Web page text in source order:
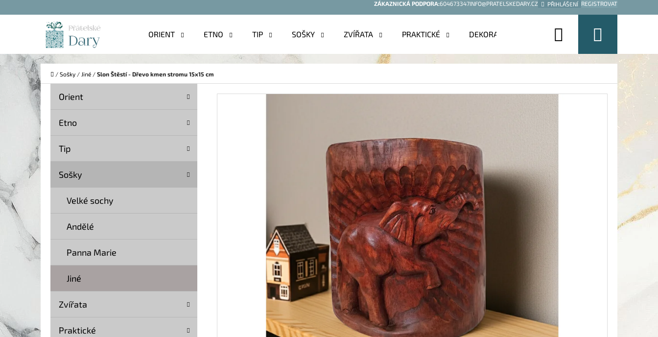
ZÁKAZNICKÁ PODPORA:604673347INFO@PRATELSKEDARY.CZ PŘIHLÁŠENÍ REGISTROVAT
ORIENT ETNO TIP SOŠKY ZVÍŘATA PRAKTICKÉ DEKORACE Hledat
košík
Domů
/ Sošky / Jiné / Slon Štěstí - Dřevo kmen stromu 15x15 cm
P
O
S
T
A
N
Přeskočit
Orient
Etno
Tip
Sošky
Velké sochy
Andělé
Panna Marie
Jiné
Zvířata
Praktické
Í
K
Zpět
obchodu
Zpět
obchodu
CO POTŘEBUJETE NAJÍT?
DOPORUČUJEME
KOČKA 20 SOCHA DŘEVO 40 CM
Původně:
LUXUSNÍ DEKORACE PAPUA Z MUŠLÍ
COWRIE SHELL / XXL 75CM
6 799 Kč
LUXUSNÍ XL SOCHA SOUSOŠÍ DELFÍN 2 /
DŘEVO 1,1M
2 373 Kč
Původně: 3 490 Kč